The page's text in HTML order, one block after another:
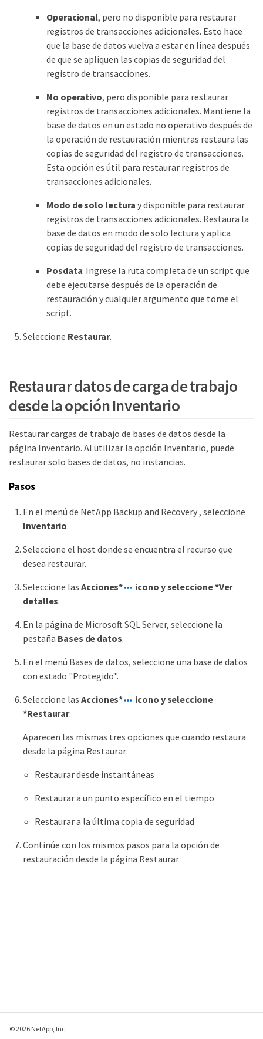
Operacional, pero no disponible para restaurar
registros de transacciones adicionales. Esto hace
que la base de datos vuelva a estar en línea después
de que se apliquen las copias de seguridad del
registro de transacciones.
No operativo, pero disponible para restaurar
registros de transacciones adicionales. Mantiene la
base de datos en un estado no operativo después de
la operación de restauración mientras restaura las
copias de seguridad del registro de transacciones.
Esta opción es útil para restaurar registros de
transacciones adicionales.
Modo de solo lectura y disponible para restaurar
registros de transacciones adicionales. Restaura la
base de datos en modo de solo lectura y aplica
copias de seguridad del registro de transacciones.
Posdata: Ingrese la ruta completa de un script que
debe ejecutarse después de la operación de
restauración y cualquier argumento que tome el
script.
Seleccione Restaurar.
Restaurar datos de carga de trabajo
desde la opción Inventario
Restaurar cargas de trabajo de bases de datos desde la
página Inventario. Al utilizar la opción Inventario, puede
restaurar solo bases de datos, no instancias.
Pasos
En el menú de NetApp Backup and Recovery , seleccione
Inventario.
Seleccione el host donde se encuentra el recurso que
desea restaurar.
Seleccione las Acciones*
icono y seleccione *Ver
detalles.
En la página de Microsoft SQL Server, seleccione la
pestaña Bases de datos.
En el menú Bases de datos, seleccione una base de datos
con estado "Protegido".
Seleccione las Acciones*
icono y seleccione
*Restaurar.
Aparecen las mismas tres opciones que cuando restaura
desde la página Restaurar:
Restaurar desde instantáneas
Restaurar a un punto específico en el tiempo
Restaurar a la última copia de seguridad
Continúe con los mismos pasos para la opción de
restauración desde la página Restaurar
© 2026 NetApp, Inc.